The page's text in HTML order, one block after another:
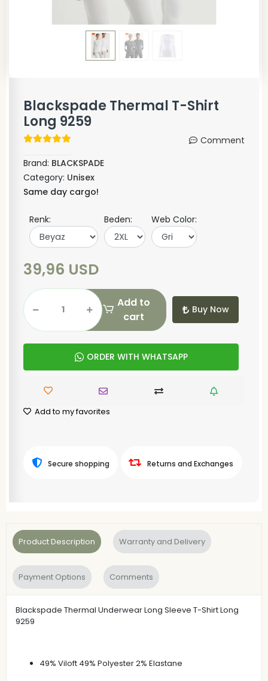
Blackspade Thermal T-Shirt
Long 9259
Comment
Brand: BLACKSPADE
Category: Unisex
Same day cargo!
Renk: Beden: Web Color:
39,96 USD
Add to
cart
Buy Now
ORDER WITH WHATSAPP
Add to my favorites
Secure shopping Returns and Exchanges
Product Description Warranty and Delivery
Payment Options Comments
Blackspade Thermal Underwear Long Sleeve T-Shirt Long
9259
49% Viloft 49% Polyester 2% Elastane